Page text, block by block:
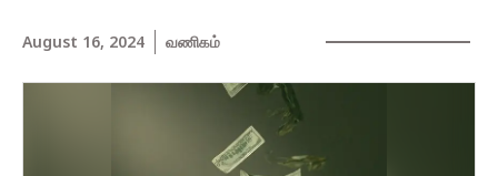
August 16, 2024 வணிகம்